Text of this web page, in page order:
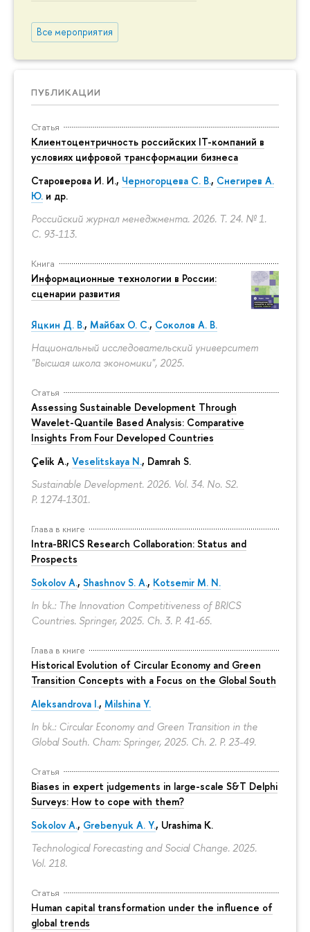
Все мероприятия
ПУБЛИКАЦИИ
Статья
Клиентоцентричность российских IT-компаний в
условиях цифровой трансформации бизнеса
Староверова И. И., Черногорцева С. В., Снегирев А.
Ю. и др.
Российский журнал менеджмента. 2026. Т. 24. № 1.
С. 93-113.
Книга
Информационные технологии в России:
сценарии развития
Яцкин Д. В., Майбах О. С., Соколов А. В.
Национальный исследовательский университет
"Высшая школа экономики", 2025.
Статья
Assessing Sustainable Development Through
Wavelet-Quantile Based Analysis: Comparative
Insights From Four Developed Countries
Çelik A., Veselitskaya N., Damrah S.
Sustainable Development. 2026. Vol. 34. No. S2.
P. 1274-1301.
Глава в книге
Intra-BRICS Research Collaboration: Status and
Prospects
Sokolov A., Shashnov S. A., Kotsemir M. N.
In bk.: The Innovation Competitiveness of BRICS
Countries. Springer, 2025. Ch. 3. P. 41-65.
Глава в книге
Historical Evolution of Circular Economy and Green
Transition Concepts with a Focus on the Global South
Aleksandrova I., Milshina Y.
In bk.: Circular Economy and Green Transition in the
Global South. Cham: Springer, 2025. Ch. 2. P. 23-49.
Статья
Biases in expert judgements in large-scale S&T Delphi
Surveys: How to cope with them?
Sokolov A., Grebenyuk A. Y., Urashima K.
Technological Forecasting and Social Change. 2025.
Vol. 218.
Статья
Human capital transformation under the influence of
global trends